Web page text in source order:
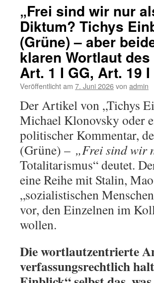
„Frei sind wir nur
Diktum? Tichys
(Grüne) – aber
klaren Wortlaut
Art. 1 I GG, Art. 19 I
Veröffentlicht am 7. Juni 2026von admin
Der Artikel von „Tichys
Michael Klonovsky oder
politischer Kommentar,
(Grüne) – „Frei sind wir
Totalitarismus“ deutet.
eine Reihe mit Stalin,
„sozialistischen
vor, den Einzelnen im
wollen.
Die wortlautzentrierte
verfassungsrechtlich